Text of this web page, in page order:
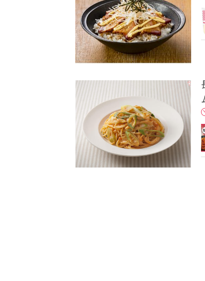
後、そのメールを転送し